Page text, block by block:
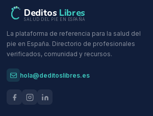
Deditos Libres
SALUD DEL PIE EN ESPAÑA
La plataforma de referencia para la salud del
pie en España. Directorio de profesionales
verificados, comunidad y recursos.
hola@deditoslibres.es